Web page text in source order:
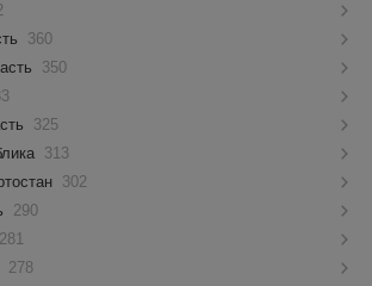
360
350
325
313
302
290
281
278